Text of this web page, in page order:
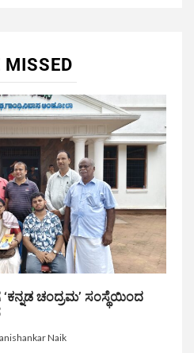
MISSED
ಚಂದ್ರಮ’ ಸಂಸ್ಥೆಯಿಂದ
Naik